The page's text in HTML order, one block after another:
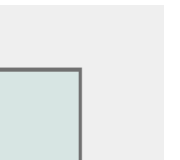
gegen andere
antreten, um dir
im Rang